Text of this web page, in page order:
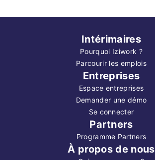
Intérimaires
Pourquoi Iziwork ?
Parcourir les emplois
Entreprises
Espace entreprises
Demander une démo
Se connecter
Partners
Programme Partners
À propos de nous